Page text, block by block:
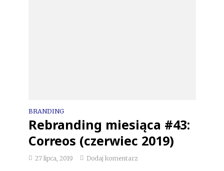
BRANDING
Rebranding miesiąca #43:
Correos (czerwiec 2019)
27 lipca, 2019 Dodaj komentarz